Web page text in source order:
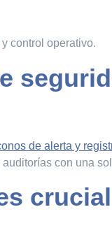
control operativo.
con una